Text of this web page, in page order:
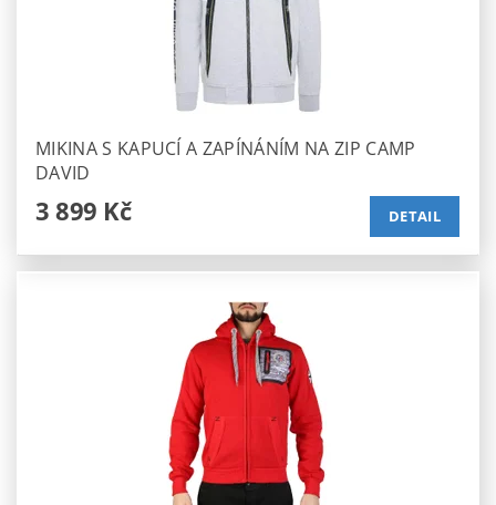
MIKINA S KAPUCÍ A ZAPÍNÁNÍM NA ZIP CAMP
DAVID
3 899 Kč DETAIL